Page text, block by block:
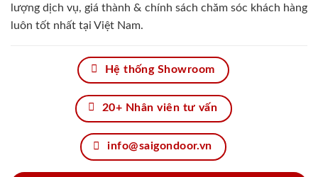
lượng dịch vụ, giá thành & chính sách chăm sóc khách hàng
luôn tốt nhất tại Việt Nam.
Hệ thống Showroom
20+ Nhân viên tư vấn
info@saigondoor.vn